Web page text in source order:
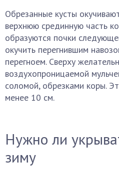
Обрезанные кусты
верхнюю срединную часть
образуются почки
окучить перегнившим
перегноем. Сверху
воздухопроницаемой
соломой, обрезками коры.
менее 10 см.
Нужно ли
зиму